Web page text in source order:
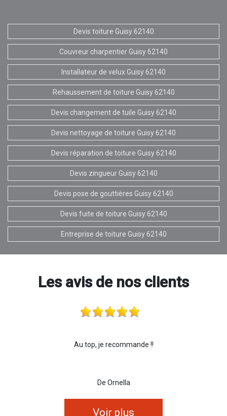
Devis toiture Guisy 62140
Couvreur charpentier Guisy 62140
Installateur de velux Guisy 62140
Rehaussement de toiture Guisy 62140
Devis changement de tuile Guisy 62140
Devis nettoyage de toiture Guisy 62140
Devis réparation de toiture Guisy 62140
Devis zingueur Guisy 62140
Devis pose de gouttières Guisy 62140
Devis fuite de toiture Guisy 62140
Entreprise de toiture Guisy 62140
Les avis de nos clients
Au top, je recommande !!
De Ornella
Voir plus